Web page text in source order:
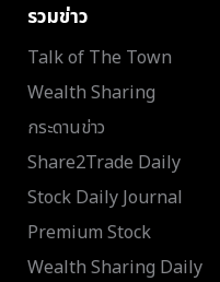
รวมข่าว
Talk of The Town
Wealth Sharing
กระดานข่าว
Share2Trade Daily
Stock Daily Journal
Premium Stock
Wealth Sharing Daily